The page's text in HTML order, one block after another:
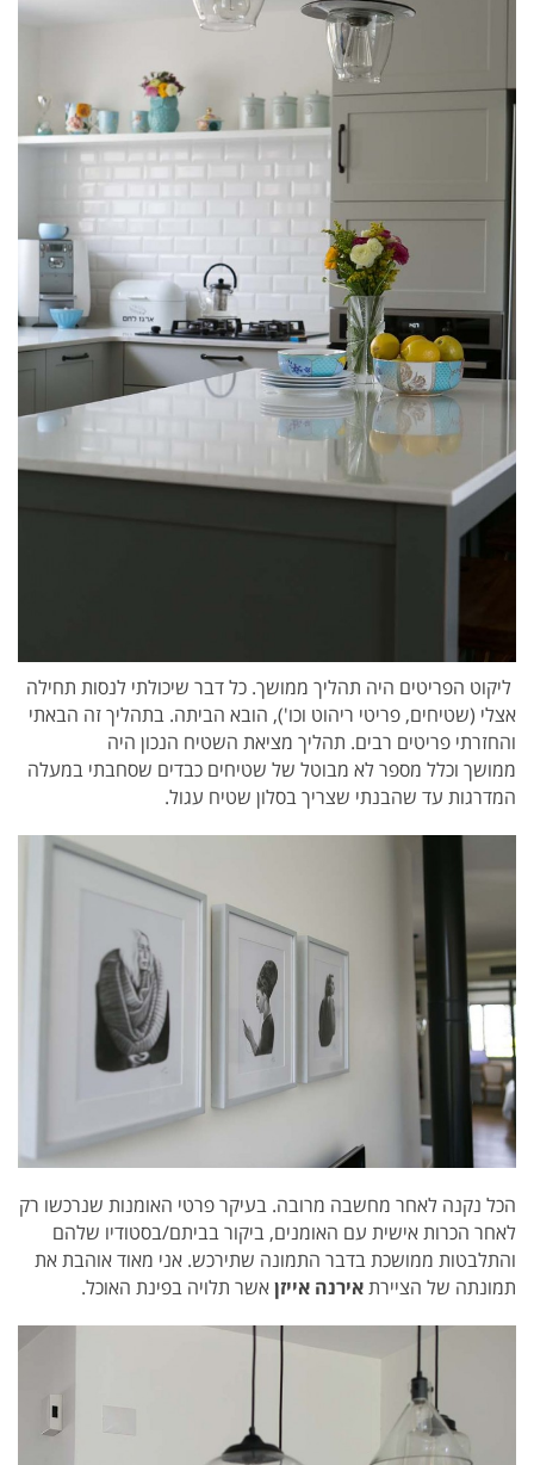
ליקוט הפריטים היה תהליך ממושך. כל דבר שיכולתי לנסות תחילה
אצלי (שטיחים, פריטי ריהוט וכו'), הובא הביתה. בתהליך זה הבאתי
והחזרתי פריטים רבים. תהליך מציאת השטיח הנכון היה
ממושך וכלל מספר לא מבוטל של שטיחים כבדים שסחבתי במעלה
המדרגות עד שהבנתי שצריך בסלון שטיח עגול.
הכל נקנה לאחר מחשבה מרובה. בעיקר פרטי האומנות שנרכשו רק
לאחר הכרות אישית עם האומנים, ביקור בביתם/בסטודיו שלהם
והתלבטות ממושכת בדבר התמונה שתירכש. אני מאוד אוהבת את
תמונתה של הציירתאירנה אייזןאשר תלויה בפינת האוכל.